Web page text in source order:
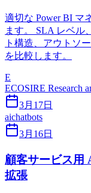
適切な Power BI マ
ます。 SLA レベル
ト構造、アウトソ
を比較します。
E
ECOSIRE Research
3月17日
aichatbots
3月16日
顧客サービス用
拡張